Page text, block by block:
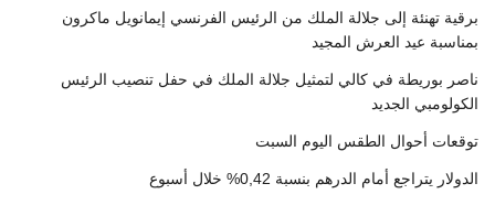
برقية تهنئة إلى جلالة الملك من الرئيس الفرنسي إيمانويل ماكرون
بمناسبة عيد العرش المجيد
ناصر بوريطة في كالي لتمثيل جلالة الملك في حفل تنصيب الرئيس
الكولومبي الجديد
توقعات أحوال الطقس اليوم السبت
الدولار يتراجع أمام الدرهم بنسبة 0,42% خلال أسبوع